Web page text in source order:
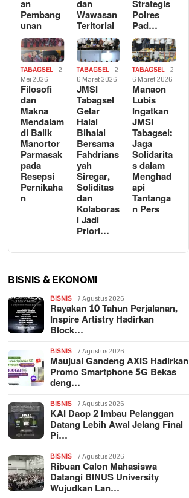
an
Pembang
unan
dan
Wawasan
Teritorial
Strategis
Polres
Pad…
TABAGSEL
2
Mei 2026
Filosofi
dan
Makna
Mendalam
di Balik
Manortor
Parmasak
pada
Resepsi
Pernikaha
n
TABAGSEL
2
6 Maret 2026
JMSI
Tabagsel
Gelar
Halal
Bihalal
Bersama
Fahdrians
yah
Siregar,
Soliditas
dan
Kolaboras
i Jadi
Priori…
TABAGSEL
2
6 Maret 2026
Manaon
Lubis
Ingatkan
JMSI
Tabagsel:
Jaga
Solidarita
s dalam
Menghad
api
Tantanga
n Pers
BISNIS & EKONOMI
BISNIS 7 Agustus 2026
Rayakan 10 Tahun Perjalanan,
Inspire Artistry Hadirkan
Block…
BISNIS 7 Agustus 2026
Maujual Gandeng AXIS Hadirkan
Promo Smartphone 5G Bekas
deng…
BISNIS 7 Agustus 2026
KAI Daop 2 Imbau Pelanggan
Datang Lebih Awal Jelang Final
Pi…
BISNIS 7 Agustus 2026
Ribuan Calon Mahasiswa
Datangi BINUS University
Wujudkan Lan…